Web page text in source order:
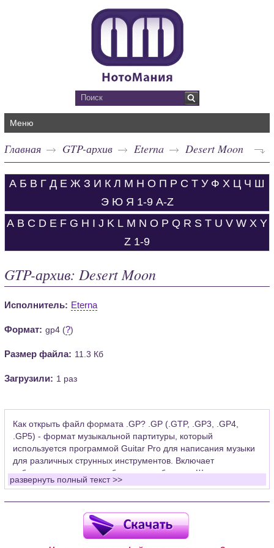
Меню
Главная GTP-архив Eterna Desert Moon
А Б В Г Д Е Ж З И К Л М Н О П Р С Т У Ф Х Ц Ч Ш
Э Ю Я 1-9 A-Z
A B C D E F G H I J K L M N O P Q R S T U V W X Y
Z 1-9
GTP-архив: Desert Moon
Исполнитель: Eterna
Формат: gp4 (?)
Размер файла: 11.3 Кб
Загрузили: 1 раз
Как открыть файл формата .GP? .GP (.GTP, .GP3, .GP4,
.GP5) - формат музыкальной партитуры, который
используется программой Guitar Pro для написания музыки
для различных струнных инструментов. Включает
табулатуры для гитары, бас-гитары, банджо. Широко
применяется для создания партитур, которые затем
Для открытия нот этого формата Вам необходимо
установить у себя на рабочем компьютере программу Guitar
Pro (желательно, последней версии). Скачать её можно с
развернуть полный текст >>